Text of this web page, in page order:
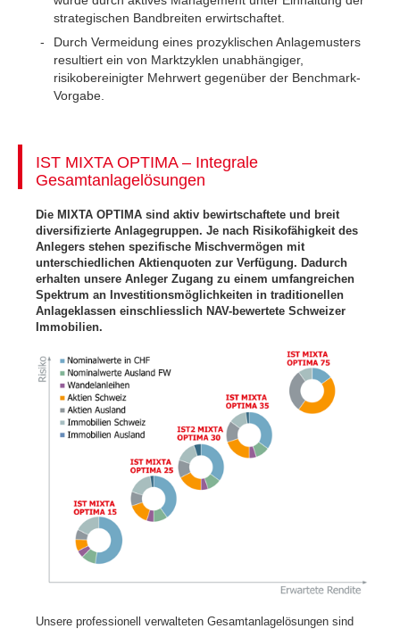
strategischen Bandbreiten erwirtschaftet.
Durch Vermeidung eines prozyklischen Anlagemusters
resultiert ein von Marktzyklen unabhängiger,
risikobereinigter Mehrwert gegenüber der Benchmark-
Vorgabe.
IST MIXTA OPTIMA – Integrale
Gesamtanlagelösungen
Die MIXTA OPTIMA sind aktiv bewirtschaftete und breit
diversifizierte Anlagegruppen. Je nach Risikofähigkeit des
Anlegers stehen spezifische Mischvermögen mit
unterschiedlichen Aktienquoten zur Verfügung. Dadurch
erhalten unsere Anleger Zugang zu einem umfangreichen
Spektrum an Investitionsmöglichkeiten in traditionellen
Anlageklassen einschliesslich NAV-bewertete Schweizer
Immobilien.
Unsere professionell verwalteten Gesamtanlagelösungen sind